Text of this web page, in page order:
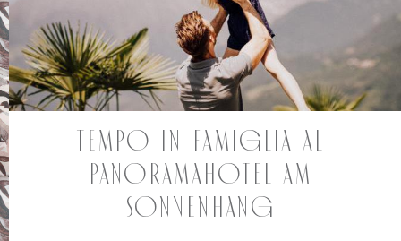
Tempo in famiglia al
Panoramahotel Am
Sonnenhang